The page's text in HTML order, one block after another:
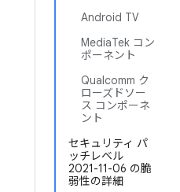
Android TV
MediaTek コン
ポーネント
Qualcomm ク
ローズドソー
ス コンポーネ
ント
セキュリティ パ
ッチレベル
2021-11-06 の脆
弱性の詳細